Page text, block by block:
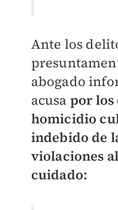
Ante los
abogado
acusa por los
homicidio
indebido de
violaciones
cuidado: